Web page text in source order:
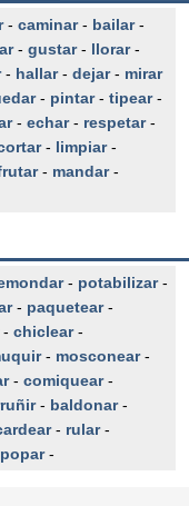
- caminar- bailar-
- gustar- llorar-
- hallar- dejar- mirar
- pintar- tipear-
- echar- respetar-
- limpiar-
- mandar-
- potabilizar-
- paquetear-
- chiclear-
- mosconear-
- comiquear-
- baldonar-
- rular-
-